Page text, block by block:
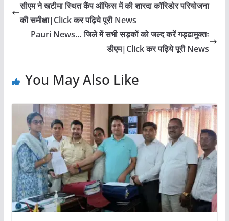
सीएम ने खटीमा स्थित कैंप ऑफिस में की शारदा कॉरिडोर परियोजना
की समीक्षा|Click कर पढ़िये पूरी News
Pauri News… जिले में सभी सड़कों को जल्द करें गड्ढामुक्तः
डीएम|Click कर पढ़िये पूरी News
You May Also Like